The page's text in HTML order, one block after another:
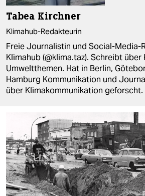
kultur
sport
berlin
nord
wahrheit
verlag
verlag
veranstaltungen
shop
Tabea Kirchner
Klimahub-Redakteurin
Freie Journalistin und Social-Media-
Klimahub (@klima.taz). Schreibt über
Umweltthemen. Hat in Berlin,
Hamburg Kommunikation und
über Klimakommunikation geforscht.